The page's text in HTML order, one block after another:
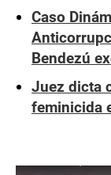
Caso
Bendezú
Juez dicta
feminicida